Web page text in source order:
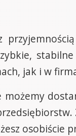
jak i w
możemy
osobiście